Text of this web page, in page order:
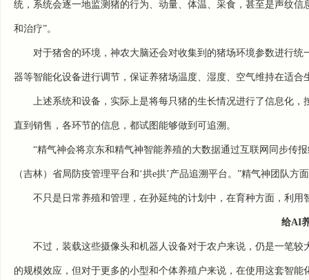
统，系统会逐一地监测猪的行为、动量、体温、采食，甚至是声纹
和治疗”。
对于猪舍的环境，神农大脑还会对收集到的猪场环境参数进行
器等智能化设备进行调节，保证养猪场温度、湿度、空气维持在适合
上述系统和设备，实际上是将每只猪的生长情况进行了信息化
直到销售，各环节的信息，都试图能够做到可追溯。
“精气神会将京东和精气神智能养殖的大数据通过互联网同步传
（吉林）省局防疫管理平台和‘拱e拱’产品追溯平台。”精气神团队方
不只是日常养殖和管理，在孙延纯的计划中，在育种方面，利用
给AI
不过，装载这些摄像头和机器人设备对于农户来说，仍是一笔
的规模效应，但对于更多的小型和个体养殖户来说，在使用这套智